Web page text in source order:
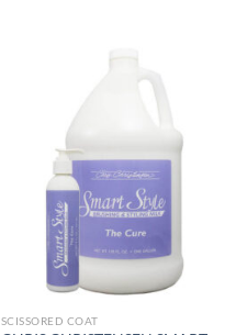
SCISSORED COAT